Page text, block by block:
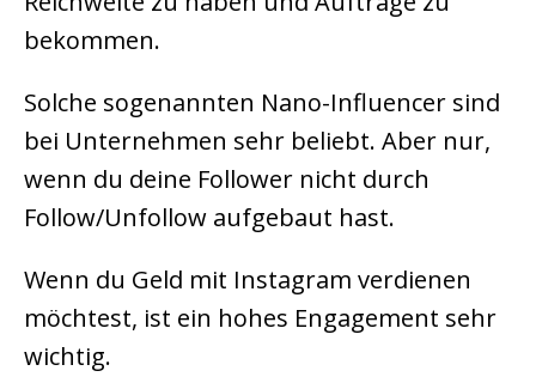
bekommen.
Solche sogenannten Nano-Influencer sind
bei Unternehmen sehr beliebt. Aber nur,
wenn du deine Follower nicht durch
Follow/Unfollow aufgebaut hast.
Wenn du Geld mit Instagram verdienen
möchtest, ist ein hohes Engagement sehr
wichtig.